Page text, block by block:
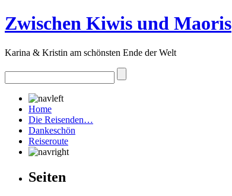
Zwischen Kiwis und Maoris
Karina & Kristin am schönsten Ende der Welt
Home
Die Reisenden…
Dankeschön
Reiseroute
Seiten